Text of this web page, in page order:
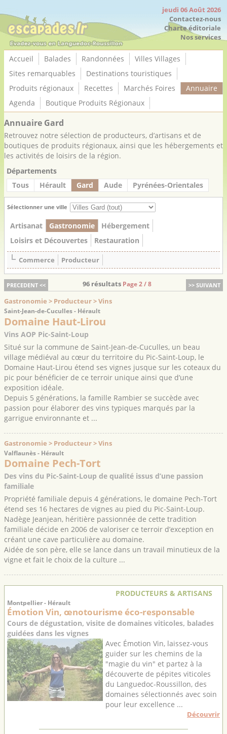
jeudi 06 Août 2026
Contactez-nous
Charte éditoriale
Nos services
Accueil Balades Randonnées
Villes Villages
Sites remarquables
Destinations touristiques
Produits régionaux
Recettes Marchés Foires
Annuaire
Agenda
Boutique Produits Régionaux
Annuaire Gard
Retrouvez notre sélection de producteurs, d’artisans et de
boutiques de produits régionaux, ainsi que les hébergements et
les activités de loisirs de la région.
Départements
Tous
Hérault Gard Aude Pyrénées-Orientales
Sélectionner une ville
Artisanat Gastronomie
Hébergement
Loisirs et Découvertes
Restauration
Commerce Producteur
PRECEDENT << >> SUIVANT
96 résultats Page 2 / 8
Gastronomie > Producteur > Vins
Saint-Jean-de-Cuculles - Hérault
Domaine Haut-Lirou
Vins AOP Pic-Saint-Loup
Situé sur la commune de Saint-Jean-de-Cuculles, un beau
village médiéval au cœur du territoire du Pic-Saint-Loup, le
Domaine Haut-Lirou étend ses vignes jusque sur les coteaux du
pic pour bénéficier de ce terroir unique ainsi que d’une
exposition idéale.
Depuis 5 générations, la famille Rambier se succède avec
passion pour élaborer des vins typiques marqués par la
garrigue environnante et ...
Gastronomie > Producteur > Vins
Valflaunès - Hérault
Domaine Pech-Tort
Des vins du Pic-Saint-Loup de qualité issus d’une passion
familiale
Propriété familiale depuis 4 générations, le domaine Pech-Tort
étend ses 16 hectares de vignes au pied du Pic-Saint-Loup.
Nadège Jeanjean, héritière passionnée de cette tradition
familiale décide en 2006 de valoriser ce terroir d’exception en
créant une cave particulière au domaine.
Aidée de son père, elle se lance dans un travail minutieux de la
vigne et fait le choix de la culture ...
PRODUCTEURS & ARTISANS
Montpellier - Hérault
Émotion Vin, œnotourisme éco-responsable
Cours de dégustation, visite de domaines viticoles, balades
guidées dans les vignes
Avec Émotion Vin, laissez-vous
guider sur les chemins de la
"magie du vin" et partez à la
découverte de pépites viticoles
du Languedoc-Roussillon, des
domaines sélectionnés avec soin
pour leur excellence ...
Découvrir